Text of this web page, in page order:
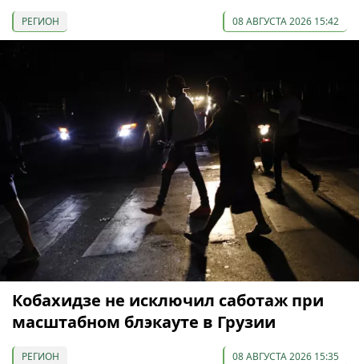
РЕГИОН 08 АВГУСТА 2026 15:42
Кобахидзе не исключил саботаж при
масштабном блэкауте в Грузии
РЕГИОН 08 АВГУСТА 2026 15:35